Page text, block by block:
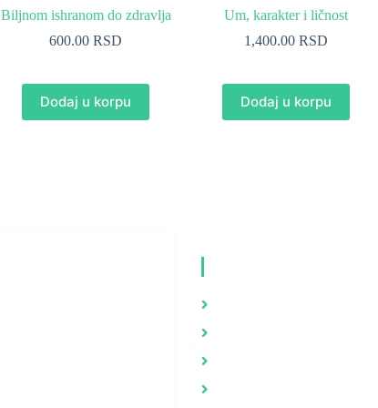
Biljnom ishranom do zdravlja
600.00 RSD
Dodaj u korpu
Um, karakter i ličnost
1,400.00 RSD
Dodaj u korpu